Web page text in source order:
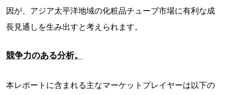
因が、アジア太平洋地域の化粧品チューブ市場に有利な成
長見通しを生み出すと考えられます。
競争力のある分析。
本レポートに含まれる主なマーケットプレイヤーは以下の